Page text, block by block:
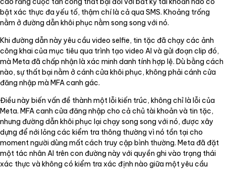
bật xác thực đa yếu tố, thậm chí là cả qua SMS. Khoảng trống
nằm ở đường dẫn khôi phục nằm song song với nó.
Khi đường dẫn này yêu cầu video selfie, tin tặc đã chạy các ảnh
công khai của mục tiêu qua trình tạo video AI và gửi đoạn clip đó,
mà Meta đã chấp nhận là xác minh danh tính hợp lệ. Dù bằng cách
nào, sự thất bại nằm ở cánh cửa khôi phục, không phải cánh cửa
đăng nhập mà MFA canh gác.
Điều này biến vấn đề thành một lỗi kiến trúc, không chỉ là lỗi của
Meta. MFA canh cửa đăng nhập cho cả chủ tài khoản và tin tặc,
nhưng đường dẫn khôi phục lại chạy song song với nó, được xây
dựng để nới lỏng các kiểm tra thông thường vì nó tồn tại cho
moment người dùng mất cách truy cập bình thường. Meta đã đặt
một tác nhân AI trên con đường này với quyền ghi vào trạng thái
xác thực và không có kiểm tra xác định nào giữa một yêu cầu